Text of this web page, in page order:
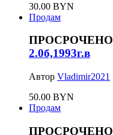
30.00 BYN
Продам
ПРОСРОЧЕНО
2.0б,1993г.в
Автор Vladimir2021
50.00 BYN
Продам
ПРОСРОЧЕНО